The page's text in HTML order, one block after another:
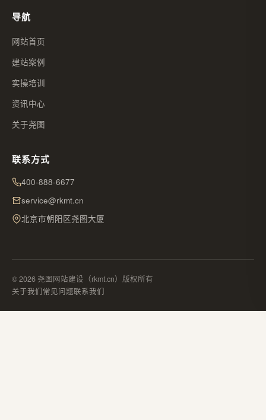
导航
网站首页
建站案例
实操培训
资讯中心
关于尧图
联系方式
400-888-6677
service@rkmt.cn
北京市朝阳区尧图大厦
© 2026 尧图网站建设（rkmt.cn）版权所有
关于我们常见问题联系我们